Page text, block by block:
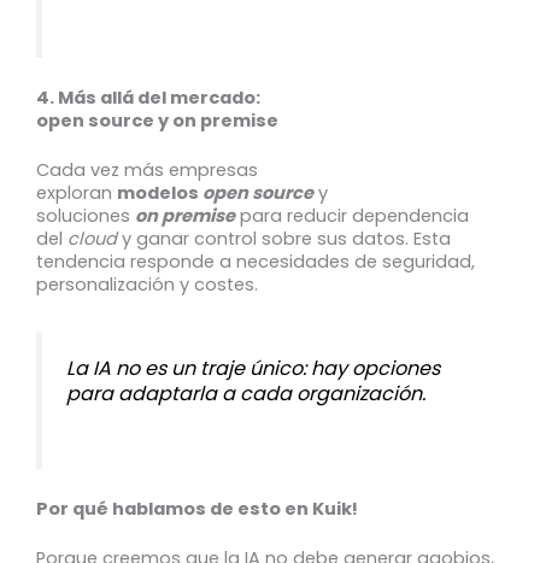
4. Más allá del mercado:
open source y on premise
Cada vez más empresas
exploran modelos open sourcey
soluciones on premisepara reducir dependencia
del cloudy ganar control sobre sus datos. Esta
tendencia responde a necesidades de seguridad,
personalización y costes.
La IA no es un traje único: hay opciones
para adaptarla a cada organización.
Por qué hablamos de esto en Kuik!